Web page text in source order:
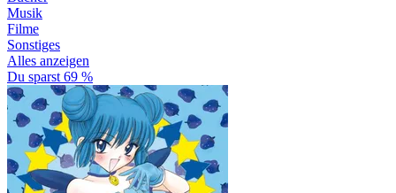
Musik
Filme
Sonstiges
Alles anzeigen
Du sparst 69 %